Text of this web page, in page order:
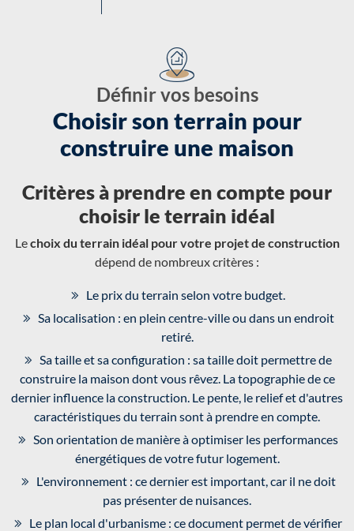
Définir vos besoins
Choisir son terrain pour
construire une maison
Critères à prendre en compte pour
choisir le terrain idéal
Lechoix du terrain idéal pour votre projet de construction
dépend de nombreux critères :
Le prix du terrain selon votre budget.
Sa localisation : en plein centre-ville ou dans un endroit
retiré.
Sa taille et sa configuration : sa taille doit permettre de
construire la maison dont vous rêvez. La topographie de ce
dernier influence la construction. Le pente, le relief et d'autres
caractéristiques du terrain sont à prendre en compte.
Son orientation de manière à optimiser les performances
énergétiques de votre futur logement.
L'environnement : ce dernier est important, car il ne doit
pas présenter de nuisances.
Le plan local d'urbanisme : ce document permet de vérifier